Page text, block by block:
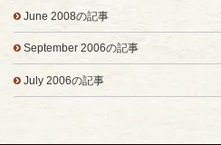
June 2008の記事
September 2006の記事
July 2006の記事